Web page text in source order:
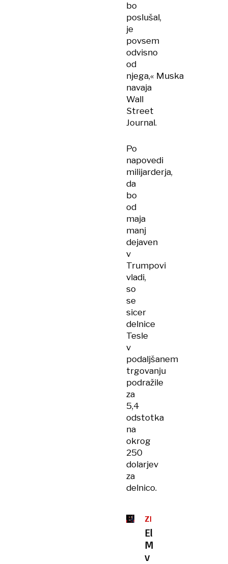
bo
poslušal,
je
povsem
odvisno
od
njega,« Muska
navaja
Wall
Street
Journal.
Po
napovedi
milijarderja,
da
bo
od
maja
manj
dejaven
v
Trumpovi
vladi,
so
se
sicer
delnice
Tesle
v
podaljšanem
trgovanju
podražile
za
5,4
odstotka
na
okrog
250
dolarjev
za
delnico.
ZDA
Elon
Musk
v